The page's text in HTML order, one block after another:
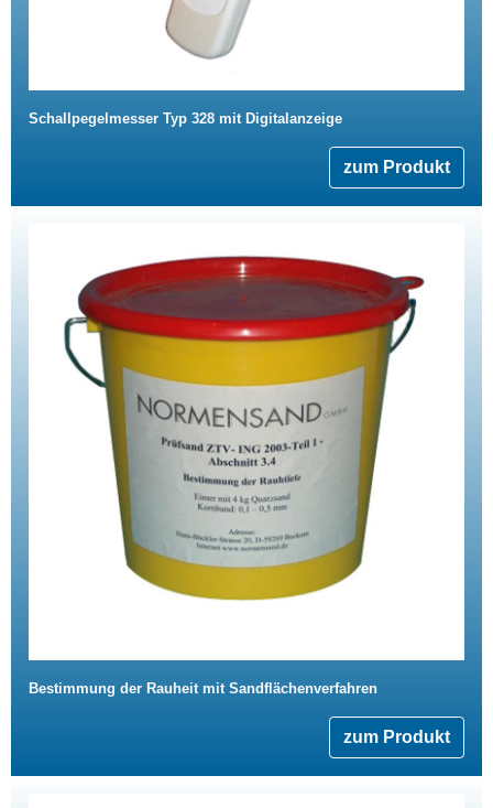
Schallpegelmesser Typ 328 mit Digitalanzeige
zum Produkt
Bestimmung der Rauheit mit Sandflächenverfahren
zum Produkt